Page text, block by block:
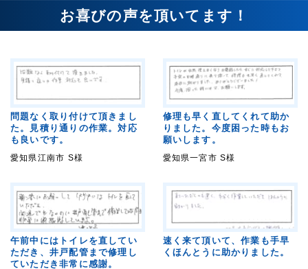
お喜びの声を頂いてます！
問題なく取り付けて頂きまし
た。見積り通りの作業。対応
も良いです。
愛知県江南市 S様
修理も早く直してくれて助か
りました。今度困った時もお
願いします。
愛知県一宮市 S様
午前中にはトイレを直してい
ただき、井戸配管まで修理し
ていただき非常に感謝。
速く来て頂いて、作業も手早
くほんとうに助かりました。